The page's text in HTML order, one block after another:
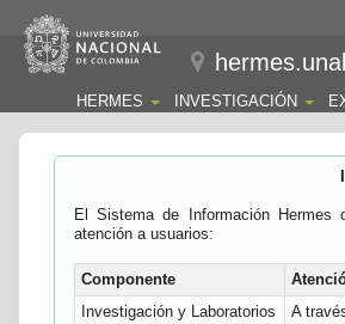
HERMES INVESTIGACIÓN
El Sistema de Información Hermes
atención a usuarios:
Componente
Investigación y Laboratorios
A